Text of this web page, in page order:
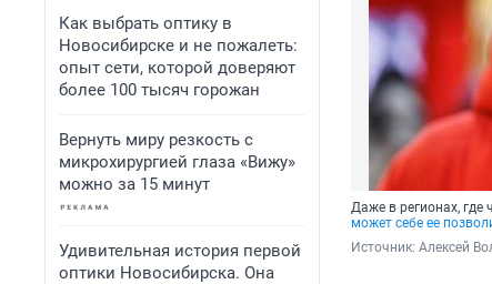
Как выбрать оптику в
Новосибирске и не пожалеть:
опыт сети, которой доверяют
более 100 тысяч горожан
Вернуть миру резкость с
микрохирургией глаза «Вижу»
можно за 15 минут
Удивительная история первой
оптики Новосибирска. Она
Даже в регионах, где
может себе ее
Источник: Алексей